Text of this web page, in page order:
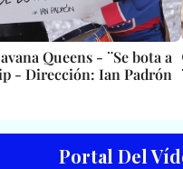
Queens - ¨Se bota a
- Dirección: Ian Padrón
Portal Del